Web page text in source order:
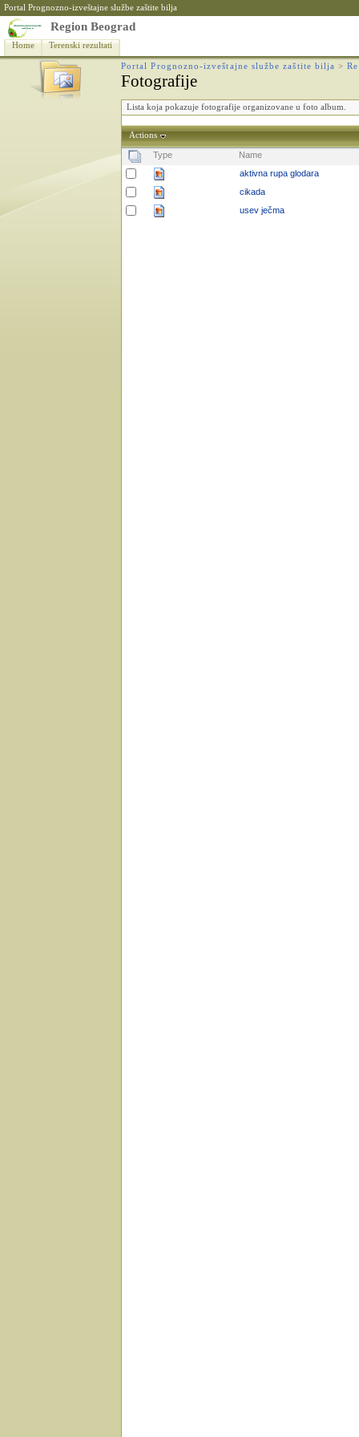
Portal Prognozno-izveštajne službe zaštite bilja
Region Beograd
Home Terenski rezultati
Portal Prognozno-izveštajne službe zaštite bilja >
Fotografije
Lista koja pokazuje fotografije organizovane u foto album.
Actions
Type
Name
aktivna rupa glodara
cikada
usev ječma